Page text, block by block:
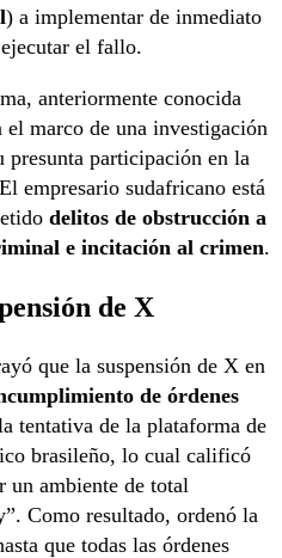
) a implementar de inmediato
el fallo.
anteriormente conocida
marco de una investigación
participación en la
empresario sudafricano está
delitos de obstrucción a
e incitación al crimen.
de X
que la suspensión de X en
de órdenes
tentativa de la plataforma de
brasileño, lo cual calificó
un ambiente de total
Como resultado, ordenó la
que todas las órdenes